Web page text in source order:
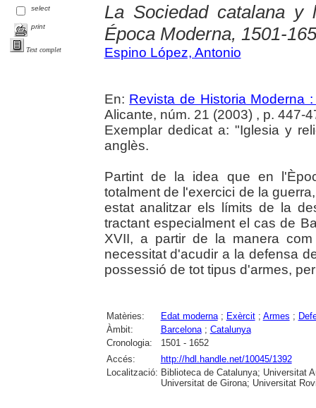
select
print
Text complet
La Sociedad catalana
Época Moderna, 1501-
Espino López, Antonio
En: Revista de Historia Moderna
Alicante, núm. 21 (2003) , p. 447-
Exemplar dedicat a: "Iglesia y
anglès.
Partint de la idea que en
totalment de l'exercici de la
estat analitzar els límits de la
tractant especialment el cas de
XVII, a partir de la manera
necessitat d'acudir a la defensa
possessió de tot tipus d'armes,
Matèries: Edat moderna; Exèrcit; Armes ;
Àmbit:
Barcelona; Catalunya
Cronologia:
1501 - 1652
Accés:
http://hdl.handle.net/10045/1392
Localització: Biblioteca de Catalunya; Universitat
Universitat de Girona; Universitat